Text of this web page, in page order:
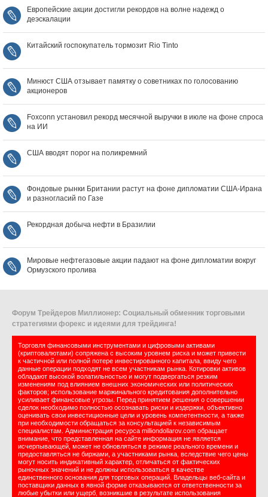
Европейские акции достигли рекордов на волне надежд о
деэскалации
Китайский госпокупатель тормозит Rio Tinto
Минюст США отзывает памятку о советниках по голосованию
акционеров
Foxconn установил рекорд месячной выручки в июле на фоне спроса
на ИИ
США вводят порог на поликремний
Фондовые рынки Британии растут на фоне дипломатии США‑Ирана
и разногласий по Газе
Рекордная добыча нефти в Бразилии
Мировые нефтегазовые акции падают на фоне дипломатии вокруг
Ормузского пролива
Форум Трейдеров Миллионер: Социальный обменник торговыми
стратегиями форекс и идеями для трейдинга!
Торговля финансовыми инструментами и цифровыми активами
(криптовалютами) сопряжена с высоким уровнем риска и может привести
к частичной или полной потере инвестированного капитала, ввиду чего
данные операции подходят не всем участникам рынка. Котировки активов
обладают высокой волатильностью и могут подвергаться резким
изменениям под влиянием внешних экономических или политических
факторов; использование маржинального кредитования дополнительно
усиливает финансовые угрозы. Перед принятием решения о совершении
сделок необходимо полностью осознавать риски и издержки, объективно
оценивать свои инвестиционные цели и уровень компетентности, а также
при необходимости обращаться за консультацией к независимым
специалистам. Администрация ресурса milliondollarov.com обращает
внимание, что представленная на сайте информация не является
исчерпывающей, может не обновляться в режиме реального времени и
предоставляться не биржами, а участниками рынка, вследствие чего цены
могут носить индикативный характер, отличаться от фактических
рыночных значений и не должны использоваться в качестве
единственного основания для торговых операций. Владельцы веб-сайта и
поставщики данных в явной форме отказываются от ответственности за
любые убытки или ущерб, возникшие в результате использования